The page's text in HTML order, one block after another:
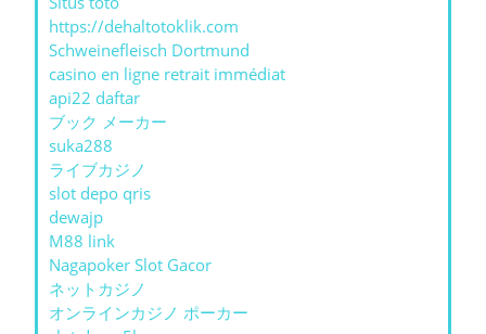
https://dehaltotoklik.com
Schweinefleisch Dortmund
casino en ligne retrait immédiat
api22 daftar
ブック メーカー
suka288
ライブカジノ
slot depo qris
dewajp
M88 link
Nagapoker Slot Gacor
ネットカジノ
オンラインカジノ ポーカー